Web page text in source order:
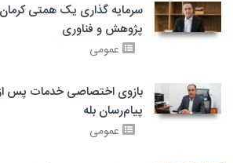
سرمایه گذاری یک همتی
پژوهش و فناوری
عمومی
بازوی اختصاصی خدمات پس
پیام‌رسان بله
عمومی